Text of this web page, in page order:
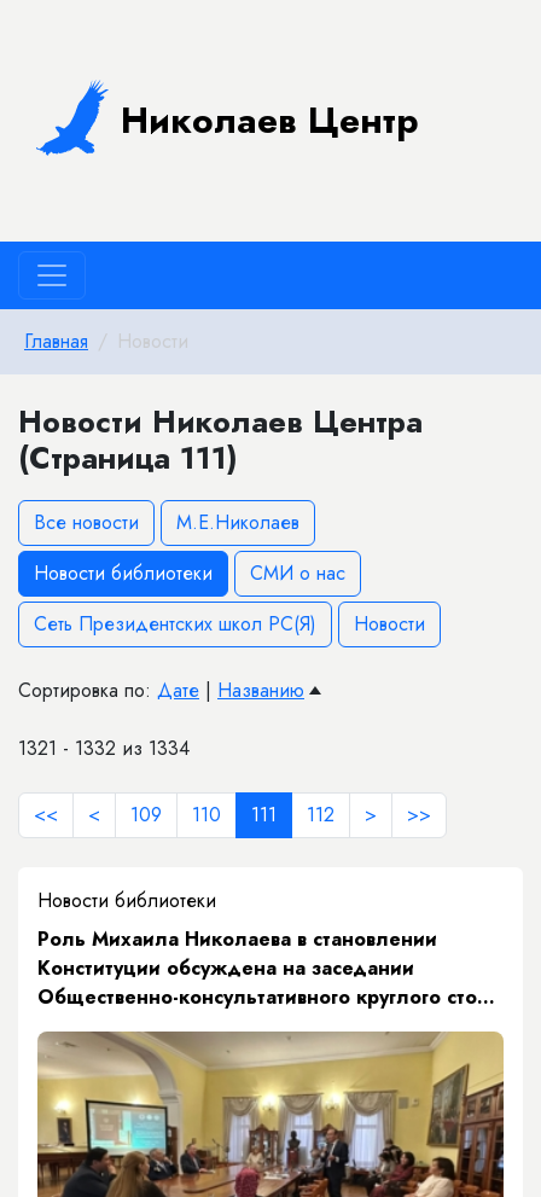
Николаев Центр
Главная Новости
Новости Николаев Центра
(Страница 111)
Все новости
М.Е.Николаев
Новости библиотеки
СМИ о нас
Сеть Президентских школ РС(Я)
Новости
Сортировка по: Дате | Названию
1321 - 1332 из 1334
<< < 109 110 111 112 > >>
Новости библиотеки
​Роль Михаила Николаева в становлении
Конституции обсуждена на заседании
Общественно-консультативного круглого стола
«Кустук»